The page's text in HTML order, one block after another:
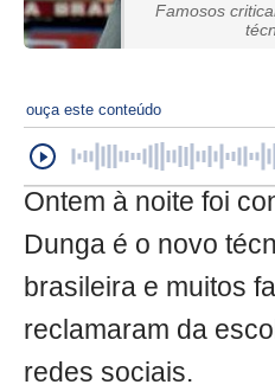
Famosos
ouça este conteúdo
Ontem à noite foi
Dunga é o novo
brasileira e muitos
reclamaram da
redes sociais.